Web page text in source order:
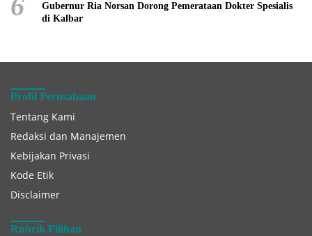
Gubernur Ria Norsan Dorong Pemerataan Dokter Spesialis
di Kalbar
Profil Perusahaan
Tentang Kami
Redaksi dan Manajemen
Kebijakan Privasi
Kode Etik
Disclaimer
Rubrik Pilihan